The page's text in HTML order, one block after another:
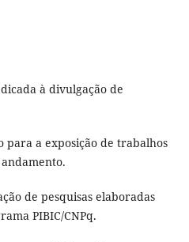
à divulgação de
para a exposição de trabalhos
de pesquisas elaboradas
PIBIC/CNPq.